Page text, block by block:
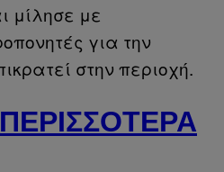
μίλησε με
για την
στην περιοχή.